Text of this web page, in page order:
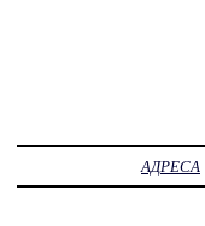
АДРЕСА